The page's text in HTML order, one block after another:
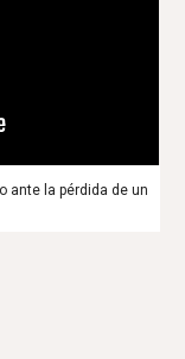
ante la pérdida de un